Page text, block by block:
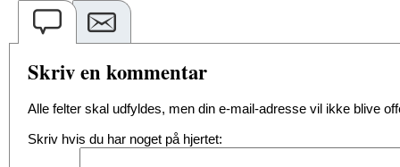
Skriv en kommentar
Alle felter skal udfyldes, men din e-mail-adresse vil ikke blive
Skriv hvis du har noget på hjertet: